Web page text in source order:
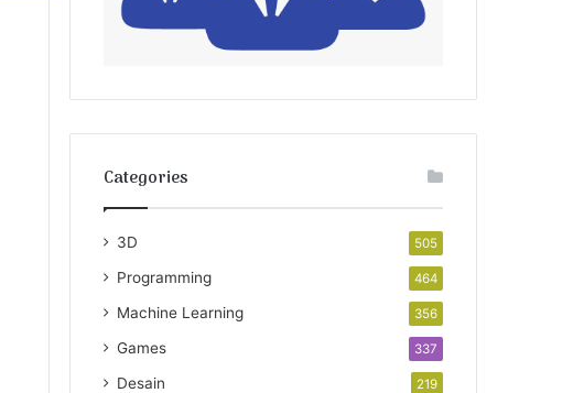
Categories
3D 505
Programming 464
Machine Learning 356
Games 337
Desain 219